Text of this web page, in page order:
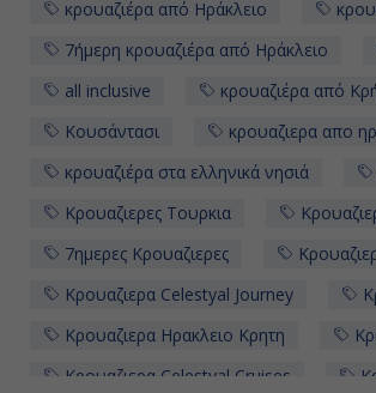
κρουαζιέρα από Ηράκλειο
7ήμερη κρουαζιέρα από Ηράκλειο
all inclusive
κρουαζιέρα από
Κουσάντασι
κρουαζιερα απο
κρουαζιέρα στα ελληνικά νησιά
Κρουαζιερες Τουρκια
7ημερες Κρουαζιερες
Κρουαζιερα Celestyal Journey
Κρουαζιερα Ηρακλειο Κρητη
Κρουαζιερα Celestyal Cruises